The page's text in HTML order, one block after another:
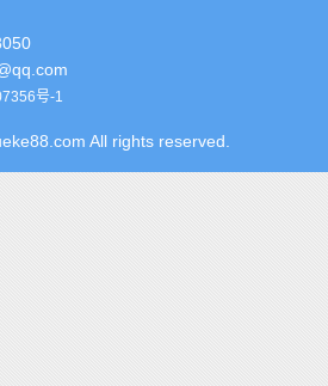
号-1
All rights reserved.